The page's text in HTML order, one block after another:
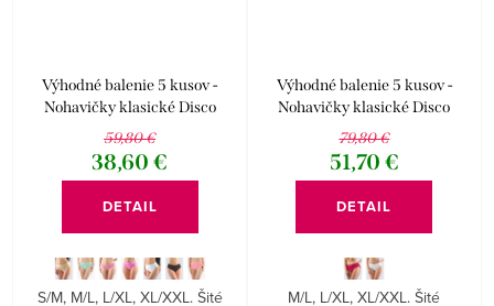
Výhodné balenie 5 kusov -
Nohavičky klasické Disco
59,80 €
38,60 €
DETAIL
S/M, M/L, L/XL, XL/XXL. Šité
Výhodné balenie 5 kusov -
Nohavičky klasické Disco
Bamboo I
79,80 €
51,70 €
DETAIL
M/L, L/XL, XL/XXL. Šité